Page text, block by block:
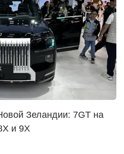
Зеландии: 7GT на
и 9X